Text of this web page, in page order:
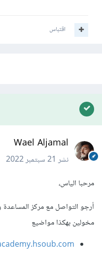
اقتباس
Wael Aljamal
نشر21 سبتمبر 2022
مرحبا الياس،
أرجو التواصل مع مركز المساعدة
مخولين بهكذا مواضيع